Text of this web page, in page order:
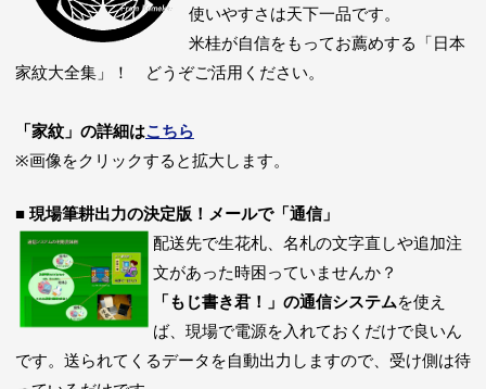
使いやすさは天下一品です。
米桂が自信をもってお薦めする「日本
家紋大全集」！ どうぞご活用ください。
「家紋」の詳細はこちら
※画像をクリックすると拡大します。
■ 現場筆耕出力の決定版！メールで「通信」
配送先で生花札、名札の文字直しや追加注
文があった時困っていませんか？
「もじ書き君！」の通信システムを使え
ば、現場で電源を入れておくだけで良いん
です。送られてくるデータを自動出力しますので、受け側は待